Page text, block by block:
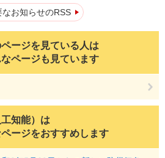
なお知らせのRSS
ページを見ている人は
なページも見ています
知能）は
ージをおすすめします